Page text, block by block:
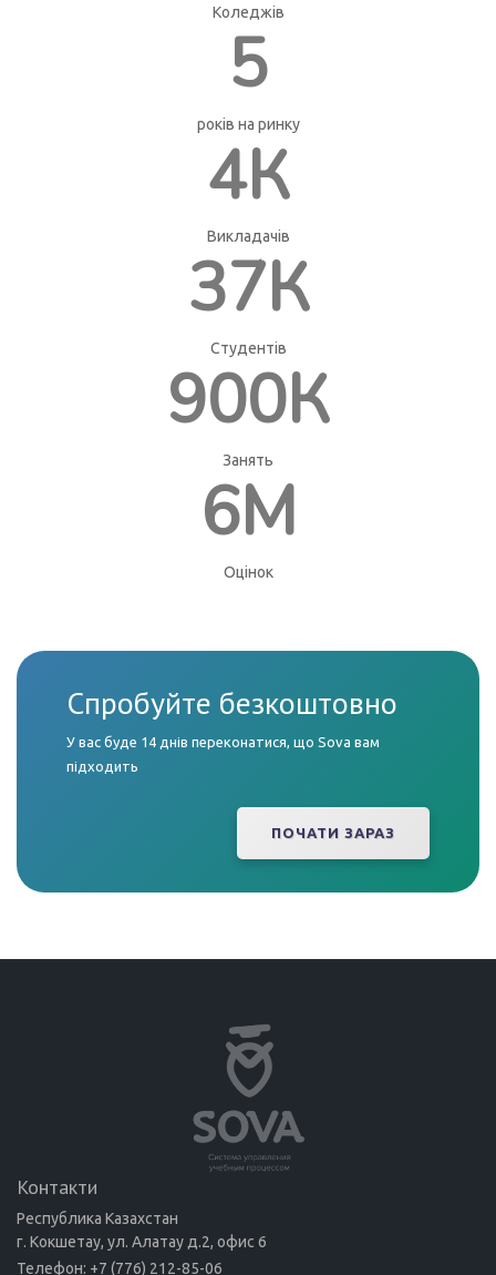
Коледжів
5
років на ринку
4К
Викладачів
37К
Студентів
900К
Занять
6М
Оцінок
Спробуйте безкоштовно
У вас буде 14 днів переконатися, що Sova вам
підходить
ПОЧАТИ ЗАРАЗ
Контакти
Республика Казахстан
г. Кокшетау, ул. Алатау д.2, офис 6
Телефон: +7 (776) 212-85-06